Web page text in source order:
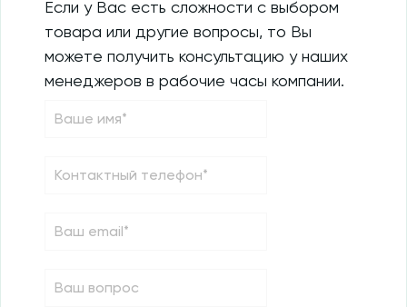
Если у Вас есть сложности с выбором
товара или другие вопросы, то Вы
можете получить консультацию у наших
менеджеров в рабочие часы компании.